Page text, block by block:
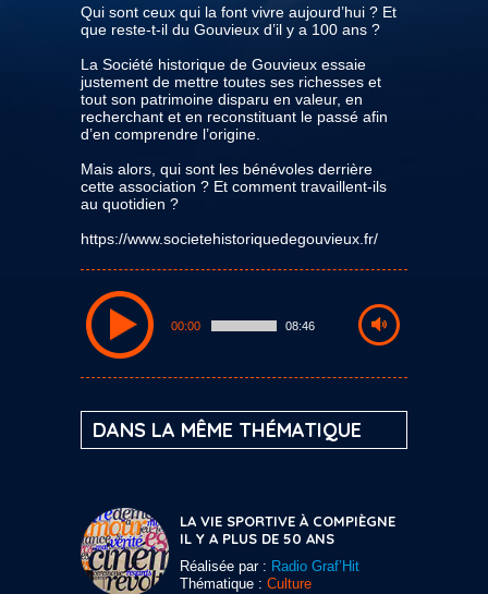
Qui sont ceux qui la font vivre aujourd’hui ? Et
que reste-t-il du Gouvieux d’il y a 100 ans ?
La Société historique de Gouvieux essaie
justement de mettre toutes ses richesses et
tout son patrimoine disparu en valeur, en
recherchant et en reconstituant le passé afin
d’en comprendre l’origine.
Mais alors, qui sont les bénévoles derrière
cette association ? Et comment travaillent-ils
au quotidien ?
https://www.societehistoriquedegouvieux.fr/
00:00 08:46
DANS LA MÊME THÉMATIQUE
LA VIE SPORTIVE À COMPIÈGNE
IL Y A PLUS DE 50 ANS
Réalisée par : Radio Graf’Hit
Thématique : Culture